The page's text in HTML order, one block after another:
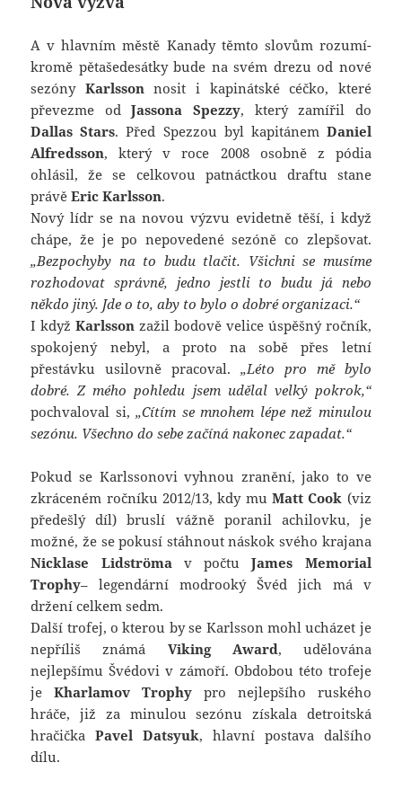
A v hlavním městě Kanady těmto slovům rozumí-
kromě pětašedesátky bude na svém drezu od nové
sezóny Karlsson nosit i kapinátské céčko, které
převezme odJassona Spezzy, který zamířil do
Dallas Stars. Před Spezzou byl kapitánem Daniel
Alfredsson, který v roce 2008 osobně z pódia
ohlásil, že se celkovou patnáctkou draftu stane
právěEric Karlsson.
Nový lídr se na novou výzvu evidetně těší, i když
chápe, že je po nepovedené sezóně co zlepšovat.
„Bezpochyby na to budu tlačit. Všichni se musíme
rozhodovat správně, jedno jestli to budu já nebo
někdo jiný. Jde o to, aby to bylo o dobré organizaci.“
I kdyžKarlsson zažil bodově velice úspěšný ročník,
spokojený nebyl, a proto na sobě přes letní
přestávku usilovně pracoval. „Léto pro mě bylo
dobré. Z mého pohledu jsem udělal velký pokrok,“
pochvaloval si,„Cítím se mnohem lépe než minulou
sezónu. Všechno do sebe začíná nakonec zapadat.“
Pokud se Karlssonovi vyhnou zranění, jako to ve
zkráceném ročníku 2012/13, kdy mu Matt Cook (viz
předešlý díl) bruslí vážně poranil achilovku, je
možné, že se pokusí stáhnout náskok svého krajana
Nicklase Lidströma v počtuJames Memorial
Trophy– legendární modrooký Švéd jich má v
držení celkem sedm.
Další trofej, o kterou by se Karlsson mohl ucházet je
nepříliš známá Viking Award, udělována
nejlepšímu Švédovi v zámoří. Obdobou této trofeje
jeKharlamov Trophy pro nejlepšího ruského
hráče, již za minulou sezónu získala detroitská
hračičkaPavel Datsyuk, hlavní postava dalšího
dílu.